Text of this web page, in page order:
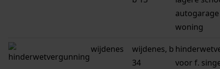
woning
wijdenes
wijdenes, b
34
voor f.